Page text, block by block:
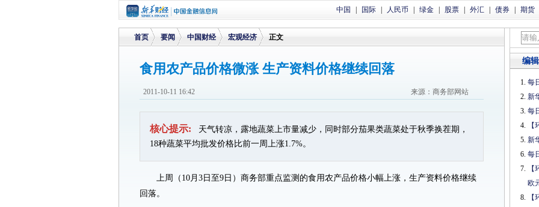
中国 国际 人民币 绿金 股票 外汇 债券 期货
首页
>
要闻
>
中国财经 宏观经济 正文
食用农产品价格微涨 生产资料价格继续回落
来源：商务部网站
2011-10-11 16:42
核心提示:
天气转凉，露地蔬菜上市量减少，同时部分茄果类蔬菜处于秋季换茬期，
18种蔬菜平均批发价格比前一周上涨1.7%。
上周（10月3日至9日）商务部重点监测的食用农产品价格小幅上涨，生产资料价格继续
回落。
编
每
新
每
新
每
欧